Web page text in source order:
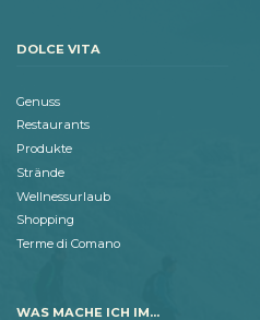
DOLCE VITA
Genuss
Restaurants
Produkte
Strände
Wellnessurlaub
Shopping
Terme di Comano
WAS MACHE ICH IM...